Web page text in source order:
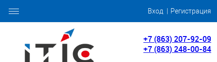
Вход Регистрация
+7 (863) 207-92-09
+7 (863) 248-00-84